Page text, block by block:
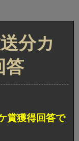
分カ
答
賞獲得回答で